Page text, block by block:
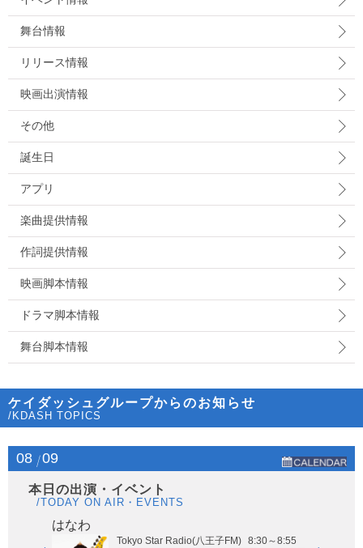
舞台情報
リリース情報
映画出演情報
その他
誕生日
アプリ
楽曲提供情報
作詞提供情報
映画脚本情報
ドラマ脚本情報
舞台脚本情報
ケイダッシュグループからのお知らせ
/KDASH TOPICS
08 09
本日の出演・イベント
/TODAY ON AIR・EVENTS
はなわ
Tokyo Star Radio(八王子FM) 8:30～8:55